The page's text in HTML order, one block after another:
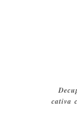
cativa